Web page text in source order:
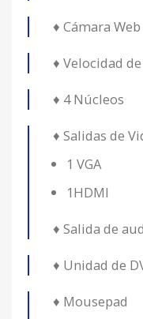
♦ Cámara
♦ Velocidad
♦ 4 Núcleos
♦ Salidas de
1 VGA
1HDMI
♦ Salida de
♦ Unidad de
♦ Mousepad